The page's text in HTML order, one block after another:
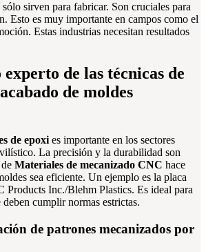
sirven para fabricar. Son cruciales para
Esto es muy importante en campos como el
Estas industrias necesitan resultados
de las técnicas de
de moldes
de epoxi es importante en los sectores
La precisión y la durabilidad son
Materiales de mecanizado CNC hace
sea eficiente. Un ejemplo es la placa
Products Inc./Blehm Plastics. Es ideal para
cumplir normas estrictas.
de patrones mecanizados por